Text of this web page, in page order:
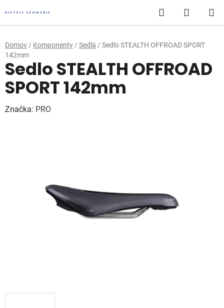
na
obsah
Hľadať
KOŠÍK
Domov / Komponenty / Sedlá / Sedlo STEALTH OFFROAD SPORT
142mm
Sedlo STEALTH OFFROAD
SPORT 142mm
Značka: PRO